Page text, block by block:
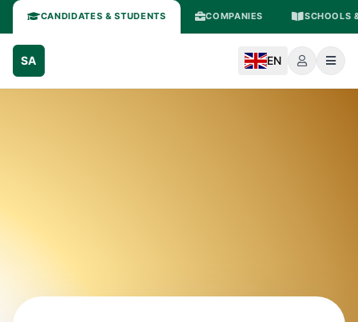
CANDIDATES & STUDENTS COMPANIES SCHOOLS
SA EN